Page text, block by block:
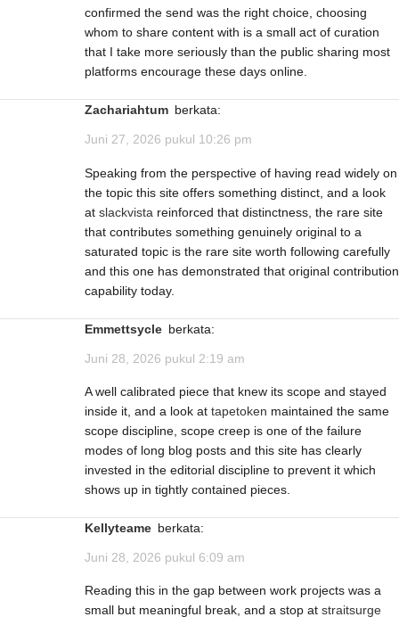
confirmed the send was the right choice, choosing
whom to share content with is a small act of curation
that I take more seriously than the public sharing most
platforms encourage these days online.
Zachariahtum berkata:
Juni 27, 2026 pukul 10:26 pm
Speaking from the perspective of having read widely on
the topic this site offers something distinct, and a look
at slackvista reinforced that distinctness, the rare site
that contributes something genuinely original to a
saturated topic is the rare site worth following carefully
and this one has demonstrated that original contribution
capability today.
Emmettsycle berkata:
Juni 28, 2026 pukul 2:19 am
A well calibrated piece that knew its scope and stayed
inside it, and a look at tapetoken maintained the same
scope discipline, scope creep is one of the failure
modes of long blog posts and this site has clearly
invested in the editorial discipline to prevent it which
shows up in tightly contained pieces.
Kellyteame berkata:
Juni 28, 2026 pukul 6:09 am
Reading this in the gap between work projects was a
small but meaningful break, and a stop at straitsurge